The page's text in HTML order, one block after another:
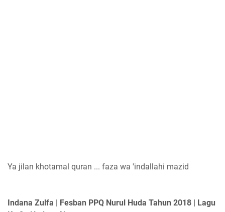
Ya jilan khotamal quran ... faza wa 'indallahi mazid
Indana Zulfa | Fesban PPQ Nurul Huda Tahun 2018 | Lagu